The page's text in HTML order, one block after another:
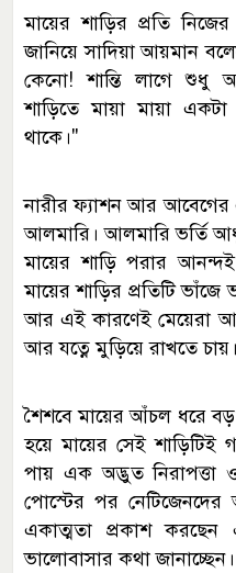
মায়ের শাড়ির প্রতি
জানিয়ে সাদিয়া আয়মান
কেনো! শান্তি লাগে শুধু
শাড়িতে মায়া মায়া
থাকে।"
নারীর ফ্যাশন আর
আলমারি। আলমারি ভর্তি
মায়ের শাড়ি পরার
মায়ের শাড়ির প্রতিটি
আর এই কারণেই মেয়েরা
আর যত্নে মুড়িয়ে রাখতে চায়।
শৈশবে মায়ের আঁচল ধরে
হয়ে মায়ের সেই
পায় এক অদ্ভুত নিরাপত্তা
পোস্টের পর
একাত্মতা প্রকাশ করছেন
ভালোবাসার কথা জানাচ্ছেন।